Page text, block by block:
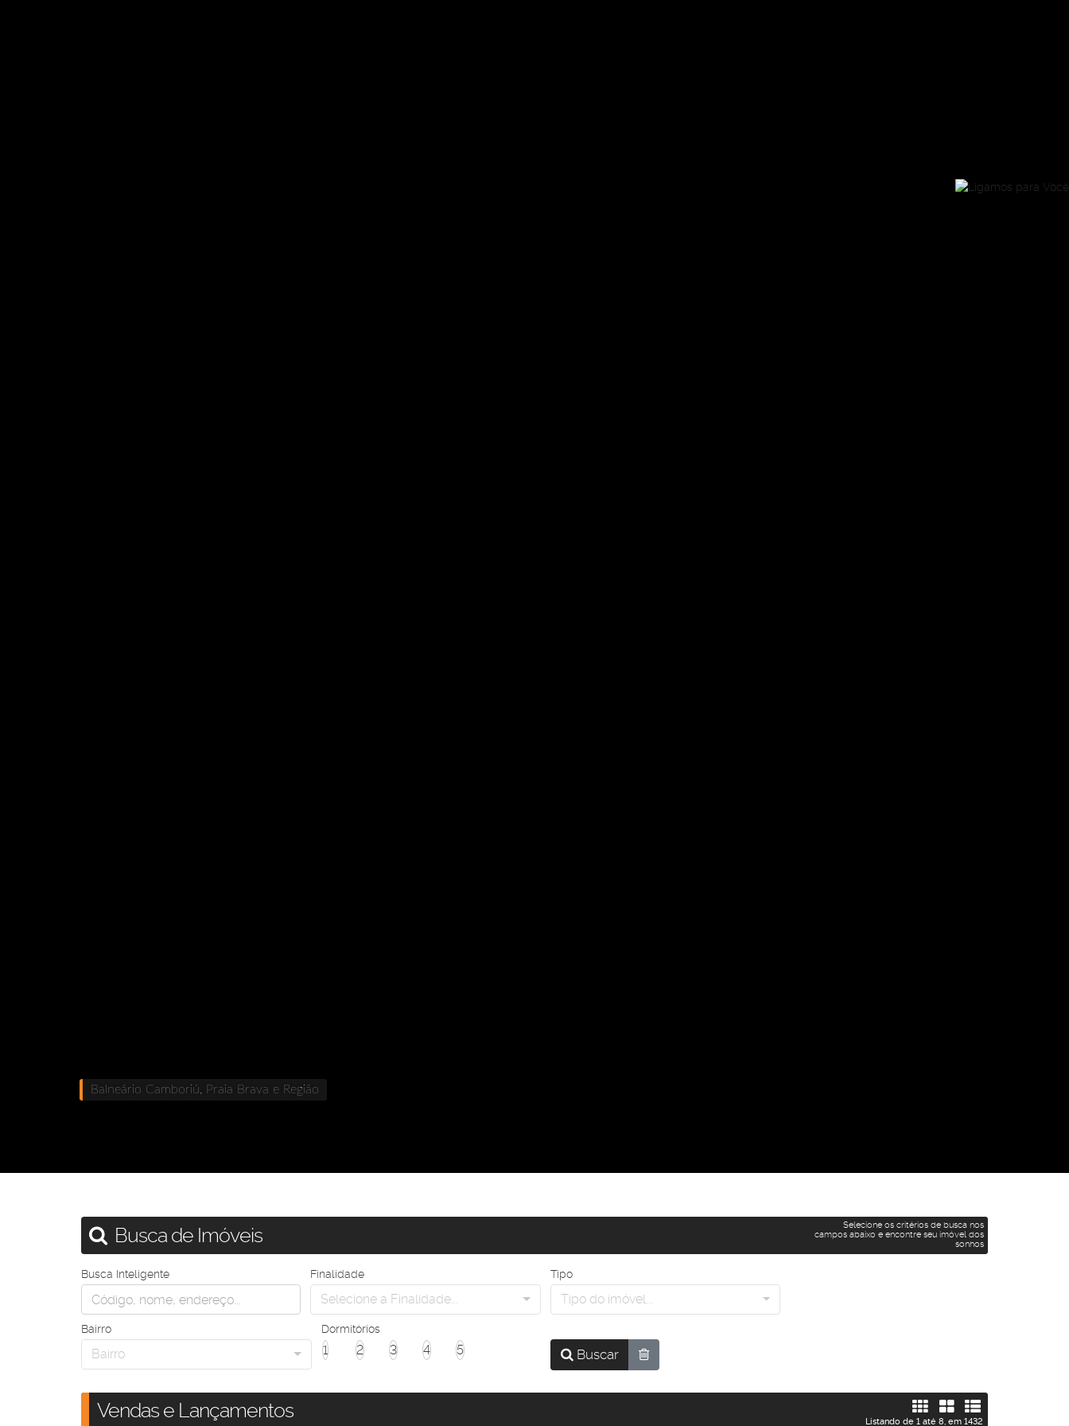
Balneário Camboriú, Praia Brava e Região
Busca de Imóveis
Selecione os critérios de busca nos
campos abaixo e encontre seu imóvel dos
sonhos
Busca Inteligente Finalidade
Selecione a Finalidade...
Tipo
Tipo do imóvel...
Bairro
Bairro
Dormitórios
1 2 3 4 5 Buscar
Vendas e Lançamentos Listando de 1 até 8, em 1432